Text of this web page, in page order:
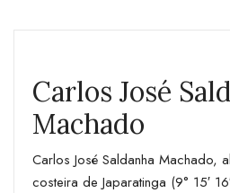
Carlos José
Machado
Carlos José Saldanha Machado,
costeira de Japaratinga (9° 15′